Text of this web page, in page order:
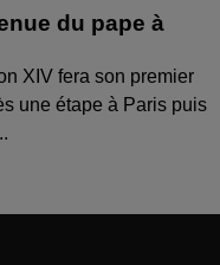
du pape à
XIV fera son premier
une étape à Paris puis